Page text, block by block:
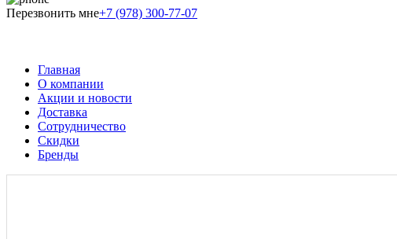
Перезвонить мне+7 (978) 300-77-07
Главная
О компании
Акции и новости
Доставка
Сотрудничество
Скидки
Бренды